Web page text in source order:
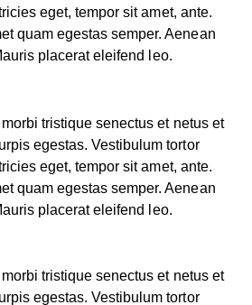
eget, tempor sit amet, ante.
quam egestas semper. Aenean
placerat eleifend leo.
tristique senectus et netus et
egestas. Vestibulum tortor
eget, tempor sit amet, ante.
quam egestas semper. Aenean
placerat eleifend leo.
tristique senectus et netus et
egestas. Vestibulum tortor